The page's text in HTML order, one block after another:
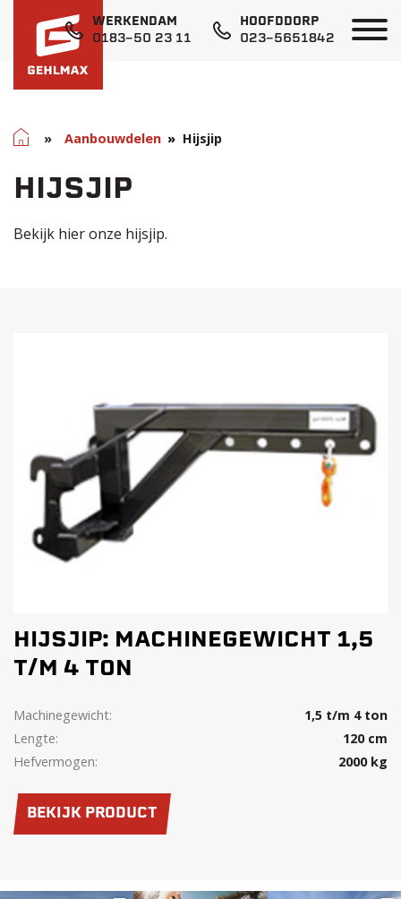
WERKENDAM
0183-50 23 11
HOOFDDORP
023-5651842
Home
» Aanbouwdelen Hijsjip
HIJSJIP
Bekijk hier onze hijsjip.
HIJSJIP: MACHINEGEWICHT 1,5
T/M 4 TON
Machinegewicht:
1,5 t/m 4 ton
Lengte:
120 cm
Hefvermogen:
2000 kg
BEKIJK PRODUCT